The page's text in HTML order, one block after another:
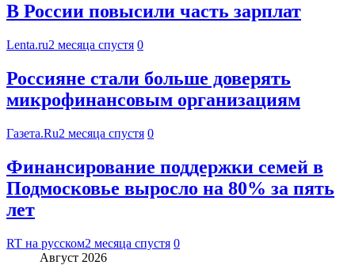
В России повысили часть зарплат
Lenta.ru2 месяца спустя 0
Россияне стали больше доверять
микрофинансовым организациям
Газета.Ru2 месяца спустя 0
Финансирование поддержки семей в
Подмосковье выросло на 80% за пять
лет
RT на русском2 месяца спустя 0
Август 2026